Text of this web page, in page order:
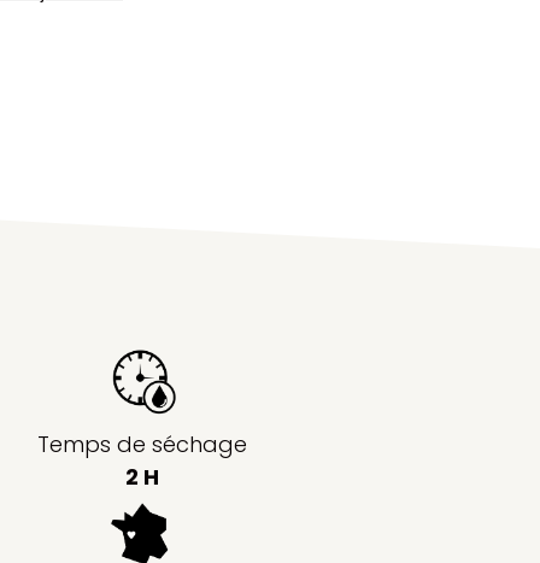
Temps de séchage
2 H